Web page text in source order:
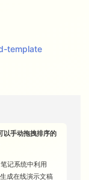
template
以手动拖拽排序的
记系统中利用
成在线演示文稿